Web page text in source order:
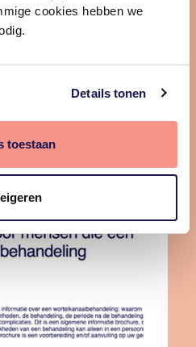
cookies hebben we
Details tonen
toestaan